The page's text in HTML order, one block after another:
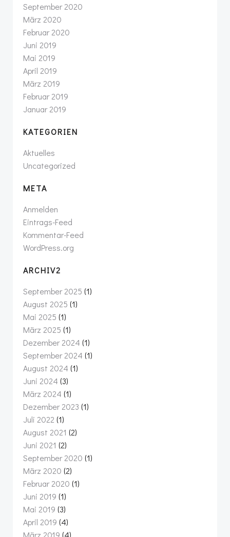
September 2020
März 2020
Februar 2020
Juni 2019
Mai 2019
April 2019
März 2019
Februar 2019
Januar 2019
KATEGORIEN
Aktuelles
Uncategorized
META
Anmelden
Eintrags-Feed
Kommentar-Feed
WordPress.org
ARCHIV2
September 2025 (1)
August 2025 (1)
Mai 2025 (1)
März 2025 (1)
Dezember 2024 (1)
September 2024 (1)
August 2024 (1)
Juni 2024 (3)
März 2024 (1)
Dezember 2023 (1)
Juli 2022 (1)
August 2021 (2)
Juni 2021 (2)
September 2020 (1)
März 2020 (2)
Februar 2020 (1)
Juni 2019 (1)
Mai 2019 (3)
April 2019 (4)
März 2019 (4)